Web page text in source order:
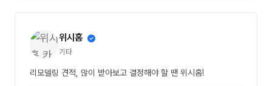
위시홈
기타
리모델링 견적, 많이 받아보고 결정해야 할 땐 위시홈!